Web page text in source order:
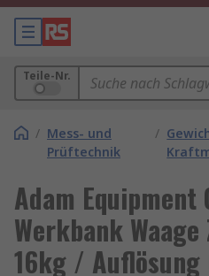
Teile-Nr.
/ Mess- und
Prüftechnik
/
Adam Equipment
Werkbank
16kg /